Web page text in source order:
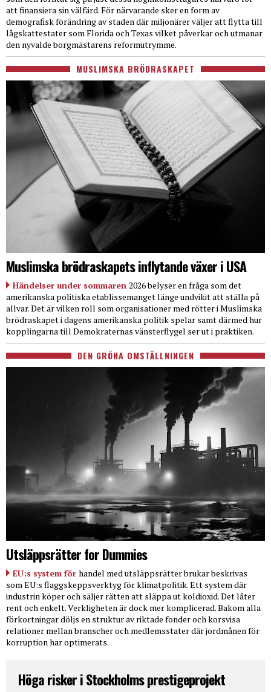
att finansiera sin välfärd. För närvarande sker en form av
demografisk förändring av staden där miljonärer väljer att flytta till
lågskattestater som Florida och Texas vilket påverkar och utmanar
den nyvalde borgmästarens reformutrymme.
MUSLIMSKA BRÖDRASKAPET
Muslimska brödraskapets inflytande växer i USA
Händelser under sommaren 2026 belyser en fråga som det
amerikanska politiska etablissemanget länge undvikit att ställa på
allvar. Det är vilken roll som organisationer med rötter i Muslimska
brödraskapet i dagens amerikanska politik spelar samt därmed hur
kopplingarna till Demokraternas vänsterflygel ser ut i praktiken.
DEN GRÖNA OMSTÄLLNINGEN
Utsläppsrätter for Dummies
EU:s system för handel med utsläppsrätter brukar beskrivas
som EU:s flaggskeppsverktyg för klimatpolitik. Ett system där
industrin köper och säljer rätten att släppa ut koldioxid. Det låter
rent och enkelt. Verkligheten är dock mer komplicerad. Bakom alla
förkortningar döljs en struktur av riktade fonder och korsvisa
relationer mellan branscher och medlemsstater där jordmånen för
korruption har optimerats.
Höga risker i Stockholms prestigeprojekt